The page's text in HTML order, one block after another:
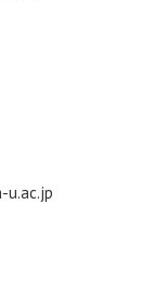
u.ac.jp